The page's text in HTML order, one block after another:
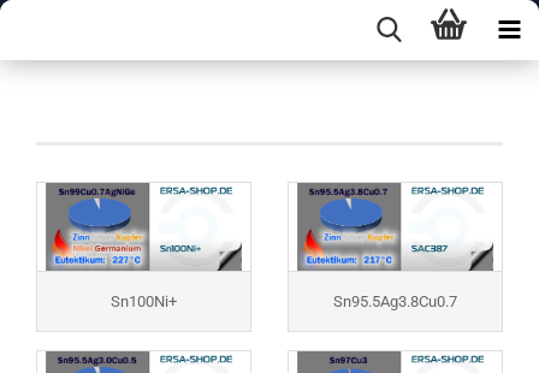
Sn100Ni+ Sn95.5Ag3.8Cu0.7